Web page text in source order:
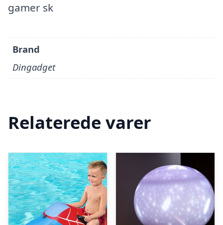
gamer sk
Brand
Dingadget
Relaterede varer